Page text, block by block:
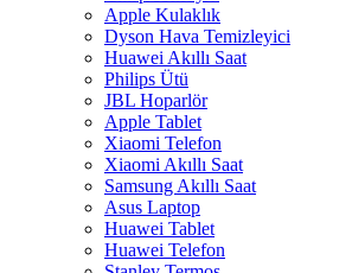
Apple Kulaklık
Dyson Hava Temizleyici
Huawei Akıllı Saat
Philips Ütü
JBL Hoparlör
Apple Tablet
Xiaomi Telefon
Xiaomi Akıllı Saat
Samsung Akıllı Saat
Asus Laptop
Huawei Tablet
Huawei Telefon